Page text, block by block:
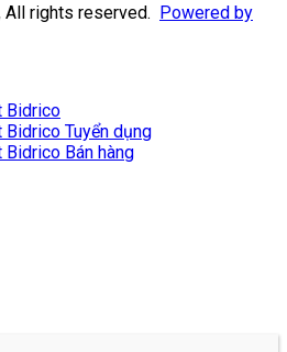
All rights reserved. Powered by
Bidrico
Tuyển dụng
Bán hàng